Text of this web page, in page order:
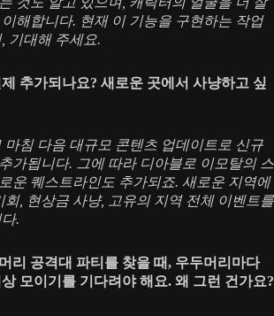
해합니다. 현재 이 기능을 구현하는 작업
기대해 주세요.
추가되나요? 새로운 곳에서 사냥하고 싶
침 다음 대규모 콘텐츠 업데이트로 신규
가됩니다. 그에 따라 디아블로 이모탈의 스
운 퀘스트라인도 추가되죠. 새로운 지역에
회, 현상금 사냥, 고유의 지역 전체 이벤트를
.
리 공격대 파티를 찾을 때, 우두머리마다
모이기를 기다려야 해요. 왜 그런 건가요?